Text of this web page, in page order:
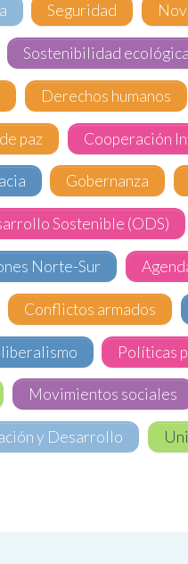
Seguridad
Sostenibilidad ecológica
Derechos humanos
paz Cooperación
Gobernanza
Sostenible (ODS)
Norte-Sur
Conflictos armados
Políticas
Movimientos sociales
y Desarrollo